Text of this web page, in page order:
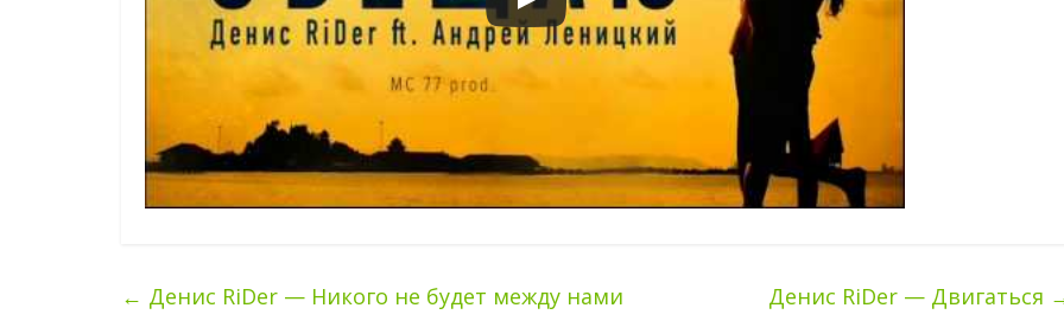
← Денис RiDer — Никого не будет между нами Денис RiDer — Двигаться